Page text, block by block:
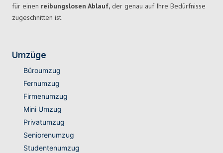
für einen reibungslosen Ablauf, der genau auf Ihre Bedürfnisse
zugeschnitten ist.
Umzüge
Büroumzug
Fernumzug
Firmenumzug
Mini Umzug
Privatumzug
Seniorenumzug
Studentenumzug